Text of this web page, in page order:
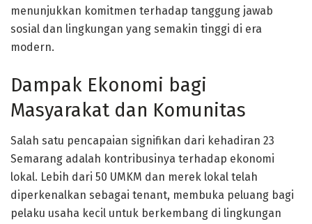
menunjukkan komitmen terhadap tanggung jawab
sosial dan lingkungan yang semakin tinggi di era
modern.
Dampak Ekonomi bagi
Masyarakat dan Komunitas
Salah satu pencapaian signifikan dari kehadiran 23
Semarang adalah kontribusinya terhadap ekonomi
lokal. Lebih dari 50 UMKM dan merek lokal telah
diperkenalkan sebagai tenant, membuka peluang bagi
pelaku usaha kecil untuk berkembang di lingkungan